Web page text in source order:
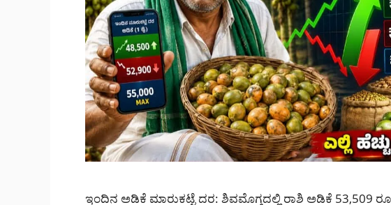
ಇಂದಿನ ಅಡಿಕೆ ಮಾರುಕಟ್ಟೆ ದರ: ಶಿವಮೊಗ್ಗದಲ್ಲಿ ರಾಶಿ ಅಡಿಕೆ 53,509